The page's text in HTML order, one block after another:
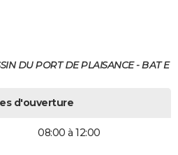
DU PORT DE PLAISANCE - BAT E
d'ouverture
08:00 à 12:00